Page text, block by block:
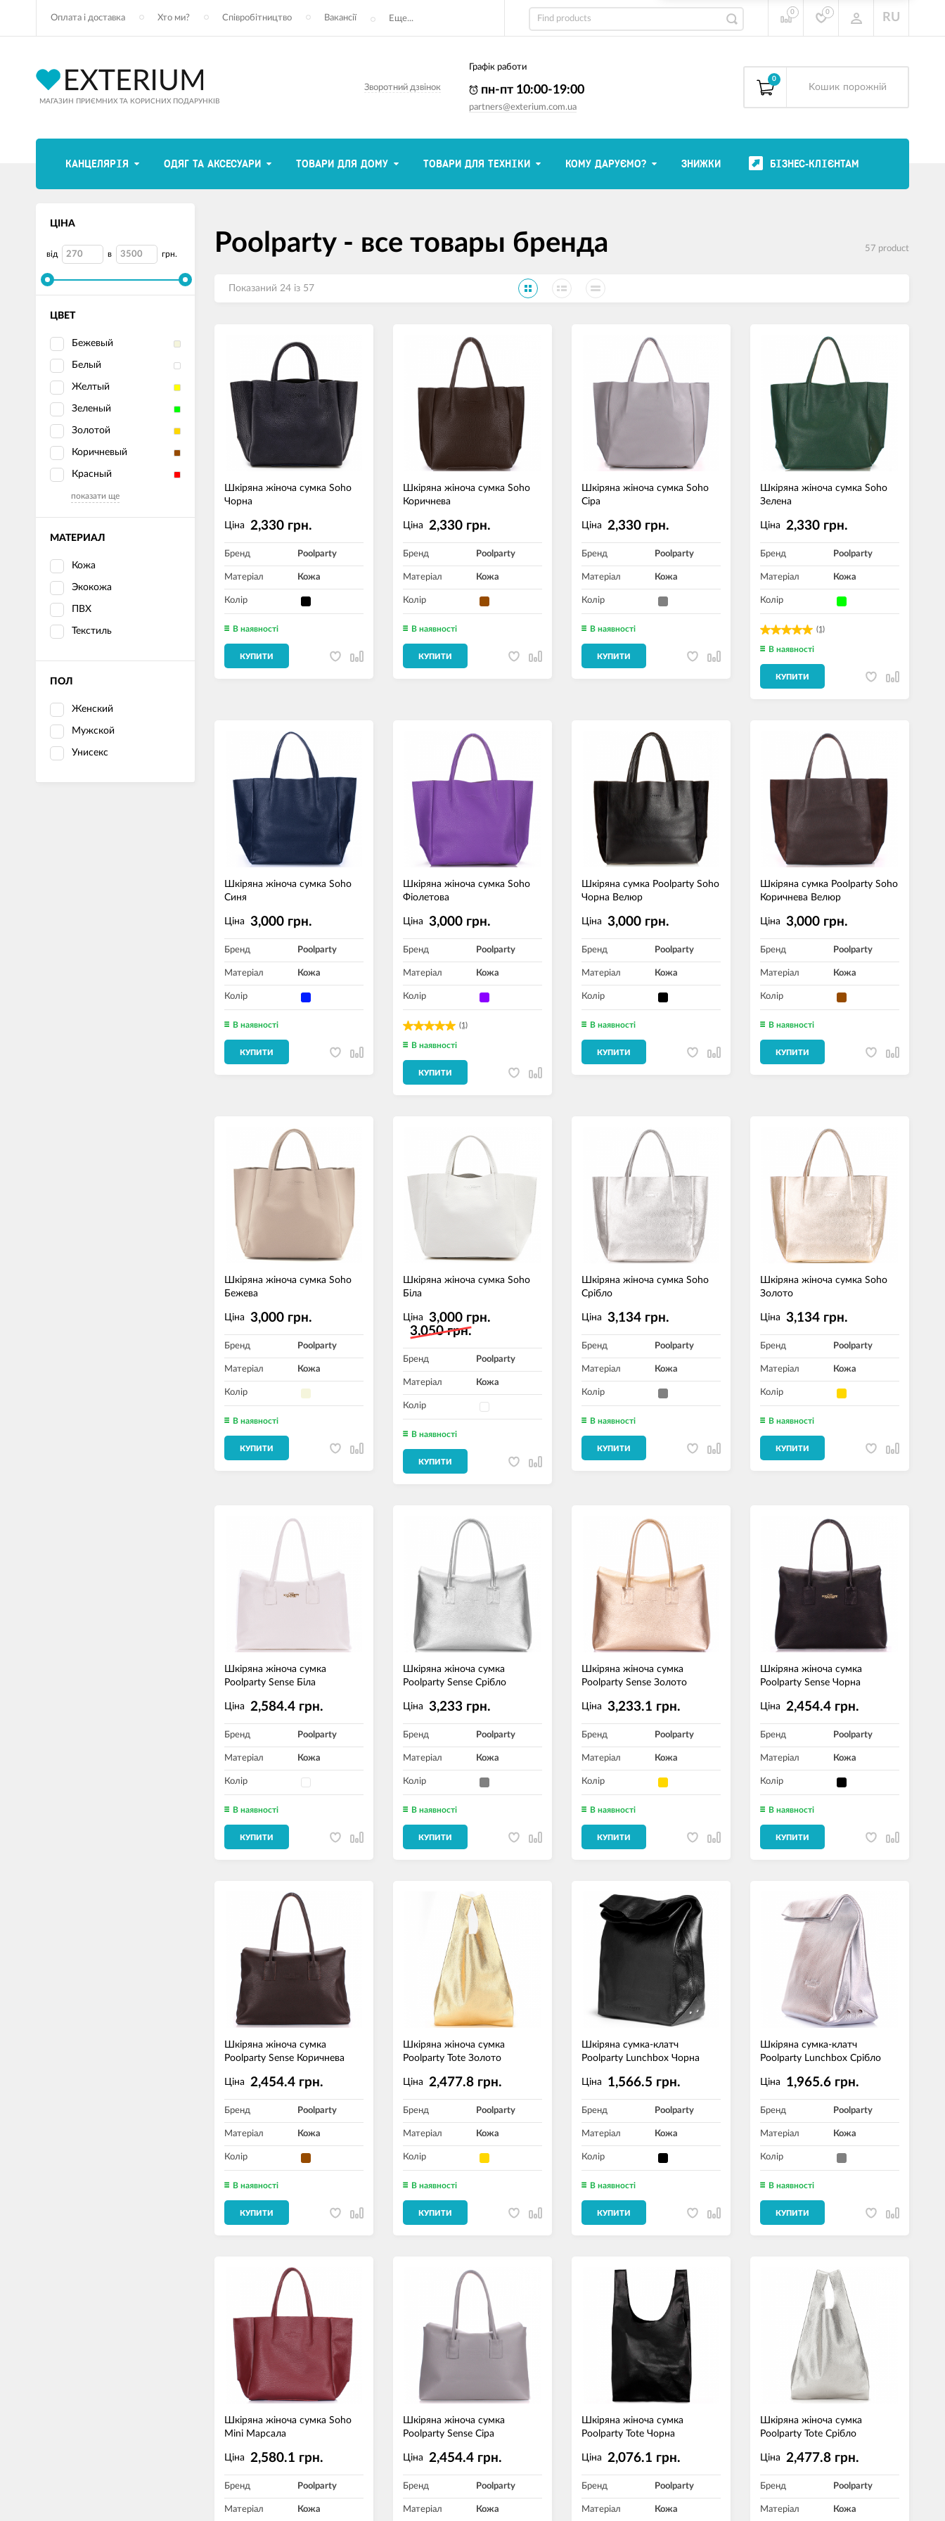
Оплата і доставка Хто ми? Співробітництво Вакансії Еще...
0 0 RU
МАГАЗИН ПРИЄМНИХ ТА КОРИСНИХ ПОДАРУНКІВ
Зворотний дзвінок
Графік работи
пн-пт 10:00-19:00
partners@exterium.com.ua
0
Kошик порожній
КАНЦЕЛЯРІЯ ОДЯГ ТА АКСЕСУАРИ ТОВАРИ ДЛЯ ДОМУ ТОВАРИ ДЛЯ ТЕХНІКИ КОМУ ДАРУЄМО? ЗНИЖКИ БІЗНЕС-КЛІЄНТАМ
ЦІНА
від в грн.
ЦВЕТ
Бежевый
Белый
Желтый
Зеленый
Золотой
Коричневый
Красный
показати ще
МАТЕРИАЛ
Кожа
Экокожа
ПВХ
Текстиль
ПОЛ
Женский
Мужской
Унисекс
Poolparty - все товары бренда 57 product
Показаний 24 із 57
Шкіряна жіноча сумка Soho
Чорна
Ціна 2,330 грн.
Бренд Poolparty
Матеріал Кожа
Колір
В наявності
КУПИТИ
Шкіряна жіноча сумка Soho
Коричнева
Ціна 2,330 грн.
Бренд Poolparty
Матеріал Кожа
Колір
В наявності
КУПИТИ
Шкіряна жіноча сумка Soho
Сіра
Ціна 2,330 грн.
Бренд Poolparty
Матеріал Кожа
Колір
В наявності
КУПИТИ
Шкіряна жіноча сумка Soho
Зелена
(1)
Ціна 2,330 грн.
Бренд Poolparty
Матеріал Кожа
Колір
В наявності
КУПИТИ
Шкіряна жіноча сумка Soho
Синя
Ціна 3,000 грн.
Бренд Poolparty
Матеріал Кожа
Колір
В наявності
КУПИТИ
Шкіряна жіноча сумка Soho
Фіолетова
(1)
Ціна 3,000 грн.
Бренд Poolparty
Матеріал Кожа
Колір
В наявності
КУПИТИ
Шкіряна сумка Poolparty Soho
Чорна Велюр
Ціна 3,000 грн.
Бренд Poolparty
Матеріал Кожа
Колір
В наявності
КУПИТИ
Шкіряна сумка Poolparty Soho
Коричнева Велюр
Ціна 3,000 грн.
Бренд Poolparty
Матеріал Кожа
Колір
В наявності
КУПИТИ
Шкіряна жіноча сумка Soho
Бежева
Ціна 3,000 грн.
Бренд Poolparty
Матеріал Кожа
Колір
В наявності
КУПИТИ
Шкіряна жіноча сумка Soho
Біла
Ціна 3,000 грн.
3,050 грн.
Бренд Poolparty
Матеріал Кожа
Колір
В наявності
КУПИТИ
Шкіряна жіноча сумка Soho
Срібло
Ціна 3,134 грн.
Бренд Poolparty
Матеріал Кожа
Колір
В наявності
КУПИТИ
Шкіряна жіноча сумка Soho
Золото
Ціна 3,134 грн.
Бренд Poolparty
Матеріал Кожа
Колір
В наявності
КУПИТИ
Шкіряна жіноча сумка
Poolparty Sense Біла
Ціна 2,584.4 грн.
Бренд Poolparty
Матеріал Кожа
Колір
В наявності
КУПИТИ
Шкіряна жіноча сумка
Poolparty Sense Срібло
Ціна 3,233 грн.
Бренд Poolparty
Матеріал Кожа
Колір
В наявності
КУПИТИ
Шкіряна жіноча сумка
Poolparty Sense Золото
Ціна 3,233.1 грн.
Бренд Poolparty
Матеріал Кожа
Колір
В наявності
КУПИТИ
Шкіряна жіноча сумка
Poolparty Sense Чорна
Ціна 2,454.4 грн.
Бренд Poolparty
Матеріал Кожа
Колір
В наявності
КУПИТИ
Шкіряна жіноча сумка
Poolparty Sense Коричнева
Ціна 2,454.4 грн.
Бренд Poolparty
Матеріал Кожа
Колір
В наявності
КУПИТИ
Шкіряна жіноча сумка
Poolparty Tote Золото
Ціна 2,477.8 грн.
Бренд Poolparty
Матеріал Кожа
Колір
В наявності
КУПИТИ
Шкіряна сумка-клатч
Poolparty Lunchbox Чорна
Ціна 1,566.5 грн.
Бренд Poolparty
Матеріал Кожа
Колір
В наявності
КУПИТИ
Шкіряна сумка-клатч
Poolparty Lunchbox Срібло
Ціна 1,965.6 грн.
Бренд Poolparty
Матеріал Кожа
Колір
В наявності
КУПИТИ
Шкіряна жіноча сумка Soho
Mini Марсала
Ціна 2,580.1 грн.
Бренд Poolparty
Матеріал Кожа
Шкіряна жіноча сумка
Poolparty Sense Сіра
Ціна 2,454.4 грн.
Бренд Poolparty
Матеріал Кожа
Шкіряна жіноча сумка
Poolparty Tote Чорна
Ціна 2,076.1 грн.
Бренд Poolparty
Матеріал Кожа
Шкіряна жіноча сумка
Poolparty Tote Срібло
Ціна 2,477.8 грн.
Бренд Poolparty
Матеріал Кожа